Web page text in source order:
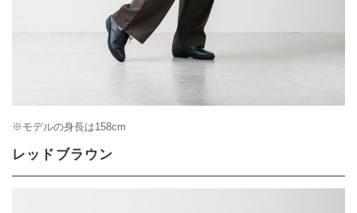
※モデルの身長は158cm
レッドブラウン